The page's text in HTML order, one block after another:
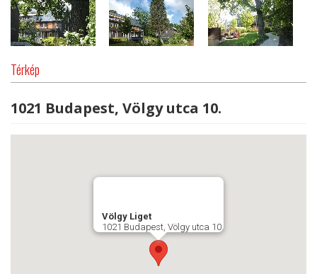
Térkép
1021 Budapest, Völgy utca 10.
Völgy Liget
1021 Budapest, Völgy utca 10.